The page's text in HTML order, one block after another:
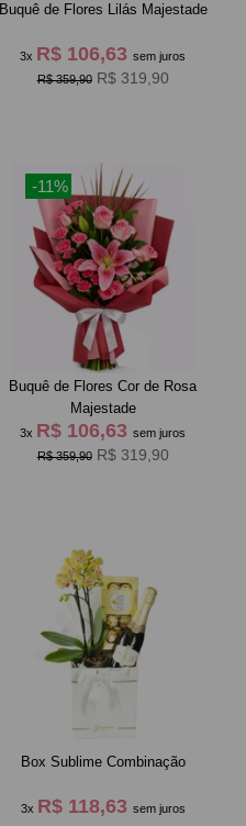
Buquê de Flores Lilás Majestade
3x R$ 106,63sem juros
R$ 359,90 R$ 319,90
-11%
Buquê de Flores Cor de Rosa
Majestade
3x R$ 106,63sem juros
R$ 359,90 R$ 319,90
Box Sublime Combinação
3x R$ 118,63 sem juros